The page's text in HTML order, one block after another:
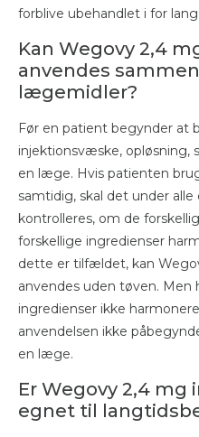
forblive ubehandlet i for
Kan Wegovy 2,4
anvendes
lægemidler?
Før en patient begynder at
injektionsvæske, opløsning,
en læge. Hvis patienten
samtidig, skal det under
kontrolleres, om de
forskellige ingredienser
dette er tilfældet, kan
anvendes uden tøven. Men
ingredienser ikke
anvendelsen ikke
en læge.
Er Wegovy 2,4
egnet til